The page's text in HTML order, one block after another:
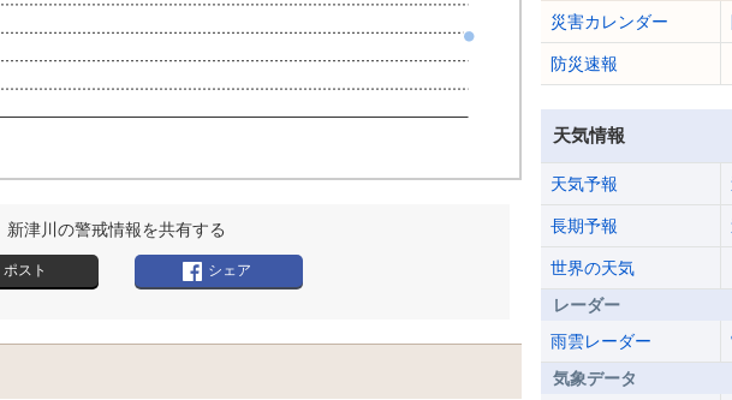
新津川の警戒情報を共有する
ポスト シェア
災害カレンダー
防災速報
天気情報
天気予報
長期予報
世界の天気
レーダー
雨雲レーダー
気象データ